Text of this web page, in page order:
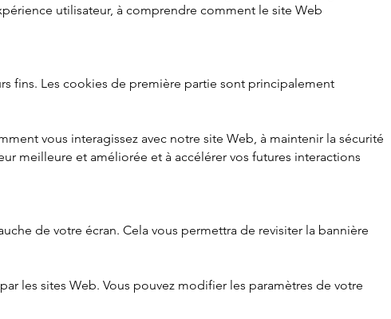
utilisateur, à comprendre comment le site Web
fins. Les cookies de première partie sont principalement
vous interagissez avec notre site Web, à maintenir la sécurité
meilleure et améliorée et à accélérer vos futures interactions
de votre écran. Cela vous permettra de revisiter la bannière
les sites Web. Vous pouvez modifier les paramètres de votre